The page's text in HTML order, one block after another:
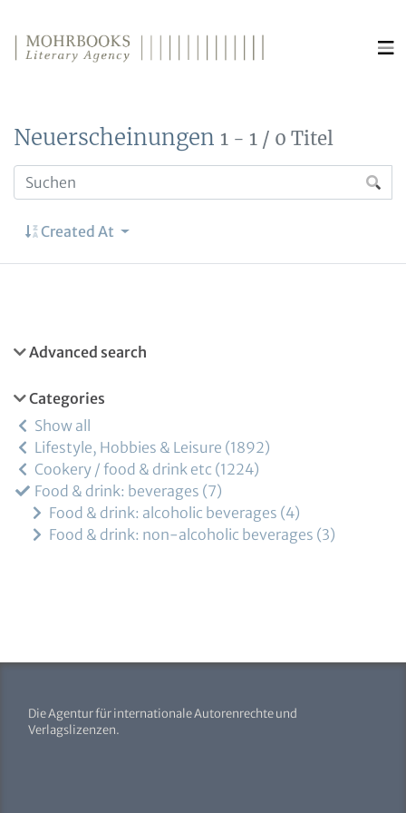
Neuerscheinungen 1 - 1 / 0 Titel
Created At
Advanced search
Categories
Show all
Lifestyle, Hobbies & Leisure 1892
Cookery / food & drink etc 1224
Food & drink: beverages 7
Food & drink: alcoholic beverages 4
Food & drink: non-alcoholic beverages 3
Die Agentur für internationale Autorenrechte und
Verlagslizenzen.